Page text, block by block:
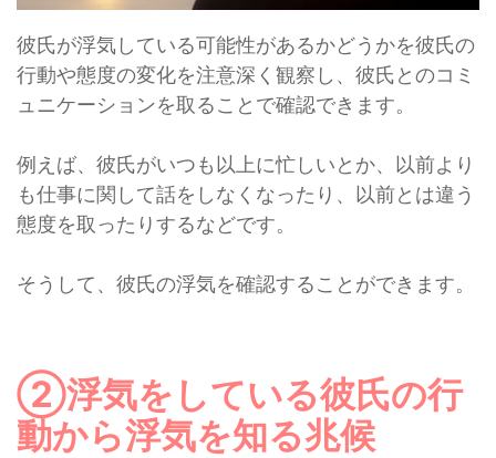
彼氏が浮気している可能性があるかどうかを彼氏の
行動や態度の変化を注意深く観察し、彼氏とのコミ
ュニケーションを取ることで確認できます。
例えば、彼氏がいつも以上に忙しいとか、以前より
も仕事に関して話をしなくなったり、以前とは違う
態度を取ったりするなどです。
そうして、彼氏の浮気を確認することができます。
②浮気をしている彼氏の行
動から浮気を知る兆候